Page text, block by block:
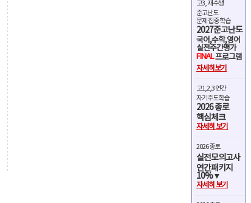
고3, 재수생
준고난도
문제 집중 학습
2027준고난도
국어,수학,영어
실전주간평가
FINAL프로그램
자세히보기
고1,2,3 연간
자기주도학습
2026 종로
핵심체크
자세히 보기
2026 종로
실전모의고사
연간패키지
10%▼
자세히 보기